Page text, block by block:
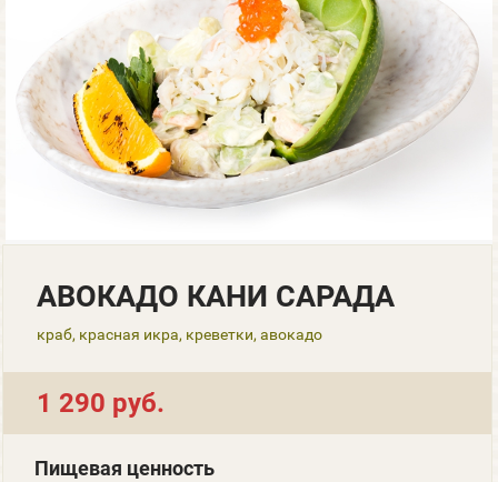
АВОКАДО КАНИ САРАДА
краб, красная икра, креветки, авокадо
1 290 руб.
Пищевая ценность